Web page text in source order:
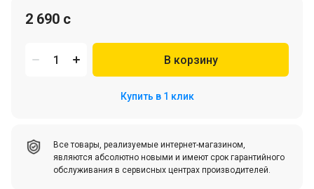
2 690 c
В корзину
Купить в 1 клик
Все товары, реализуемые интернет-магазином,
являются абсолютно новыми и имеют срок гарантийного
обслуживания в сервисных центрах производителей.